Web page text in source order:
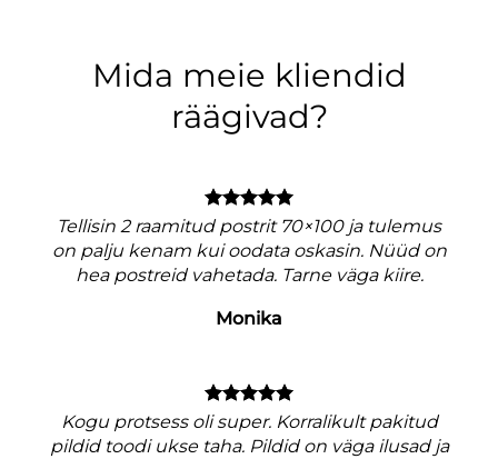
Mida meie kliendid
räägivad?
Tellisin 2 raamitud postrit 70×100 ja tulemus
on palju kenam kui oodata oskasin. Nüüd on
hea postreid vahetada. Tarne väga kiire.
Monika
Kogu protsess oli super. Korralikult pakitud
pildid toodi ukse taha. Pildid on väga ilusad ja